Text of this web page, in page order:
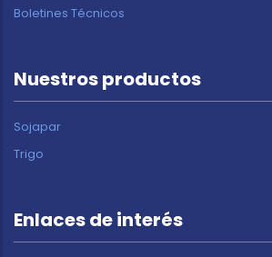
Boletines Técnicos
Nuestros productos
Sojapar
Trigo
Enlaces de interés